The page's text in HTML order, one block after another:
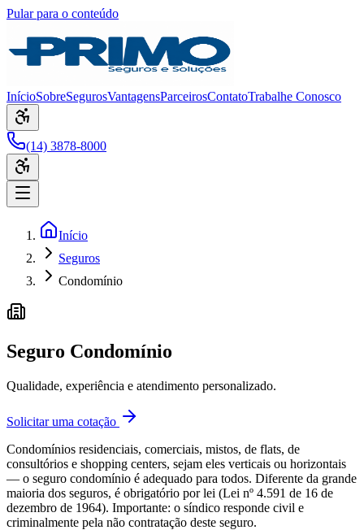
Pular para o conteúdo
InícioSobreSegurosVantagensParceirosContatoTrabalhe Conosco
(14) 3878-8000
Início
Seguros
Condomínio
Seguro Condomínio
Qualidade, experiência e atendimento personalizado.
Solicitar uma cotação
Condomínios residenciais, comerciais, mistos, de flats, de
consultórios e shopping centers, sejam eles verticais ou horizontais
— o seguro condomínio é adequado para todos. Diferente da grande
maioria dos seguros, é obrigatório por lei (Lei nº 4.591 de 16 de
dezembro de 1964). Importante: o síndico responde civil e
criminalmente pela não contratação deste seguro.